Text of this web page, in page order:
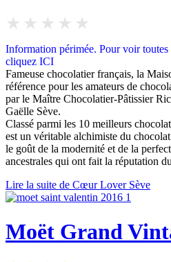
Information périmée. Pour voir toutes
cliquez ICI
Fameuse chocolatier français, la
référence pour les amateurs de
par le Maître Chocolatier-Pâtissier
Gaëlle Sève.
Classé parmi les 10 meilleurs
est un véritable alchimiste du
le goût de la modernité et de la
ancestrales qui ont fait la réputation
Lire la suite de Cœur Lover Sève
Moët Grand